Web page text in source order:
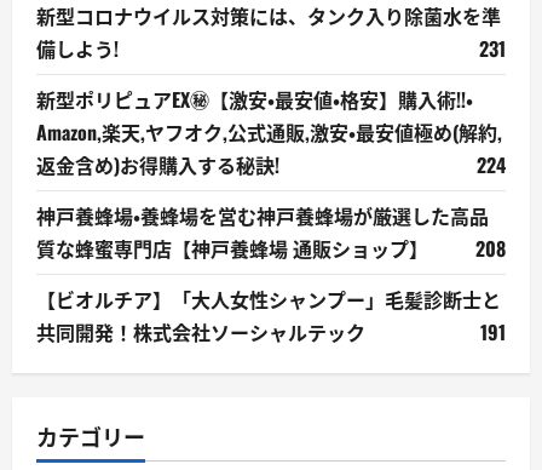
新型コロナウイルス対策には、タンク入り除菌水を準
備しよう!
231
新型ポリピュアEX㊙【激安・最安値・格安】購入術!!・
Amazon,楽天,ヤフオク,公式通販,激安・最安値極め(解約,
返金含め)お得購入する秘訣!
224
神戸養蜂場・養蜂場を営む神戸養蜂場が厳選した高品
質な蜂蜜専門店【神戸養蜂場 通販ショップ】
208
【ビオルチア】「大人女性シャンプー」毛髪診断士と
共同開発！株式会社ソーシャルテック
191
カテゴリー